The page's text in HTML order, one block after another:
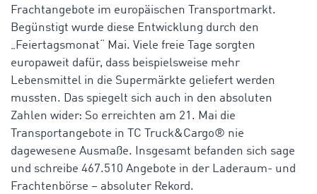
Frachtangebote im europäischen Transportmarkt.
Begünstigt wurde diese Entwicklung durch den
„Feiertagsmonat“ Mai. Viele freie Tage sorgten
europaweit dafür, dass beispielsweise mehr
Lebensmittel in die Supermärkte geliefert werden
mussten. Das spiegelt sich auch in den absoluten
Zahlen wider: So erreichten am 21. Mai die
Transportangebote in TC Truck&Cargo® nie
dagewesene Ausmaße. Insgesamt befanden sich sage
und schreibe 467.510 Angebote in der Laderaum- und
Frachtenbörse – absoluter Rekord.